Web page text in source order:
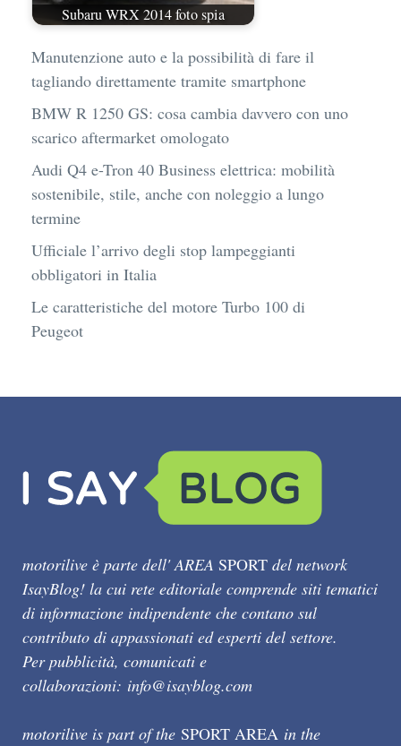
Subaru WRX 2014 foto spia
Manutenzione auto e la possibilità di fare il
tagliando direttamente tramite smartphone
BMW R 1250 GS: cosa cambia davvero con uno
scarico aftermarket omologato
Audi Q4 e-Tron 40 Business elettrica: mobilità
sostenibile, stile, anche con noleggio a lungo
termine
Ufficiale l’arrivo degli stop lampeggianti
obbligatori in Italia
Le caratteristiche del motore Turbo 100 di
Peugeot
motorilive è parte dell' AREA SPORT del network
IsayBlog! la cui rete editoriale comprende siti tematici
di informazione indipendente che contano sul
contributo di appassionati ed esperti del settore.
Per pubblicità, comunicati e
collaborazioni: info@isayblog.com
motorilive is part of the SPORT AREA in the